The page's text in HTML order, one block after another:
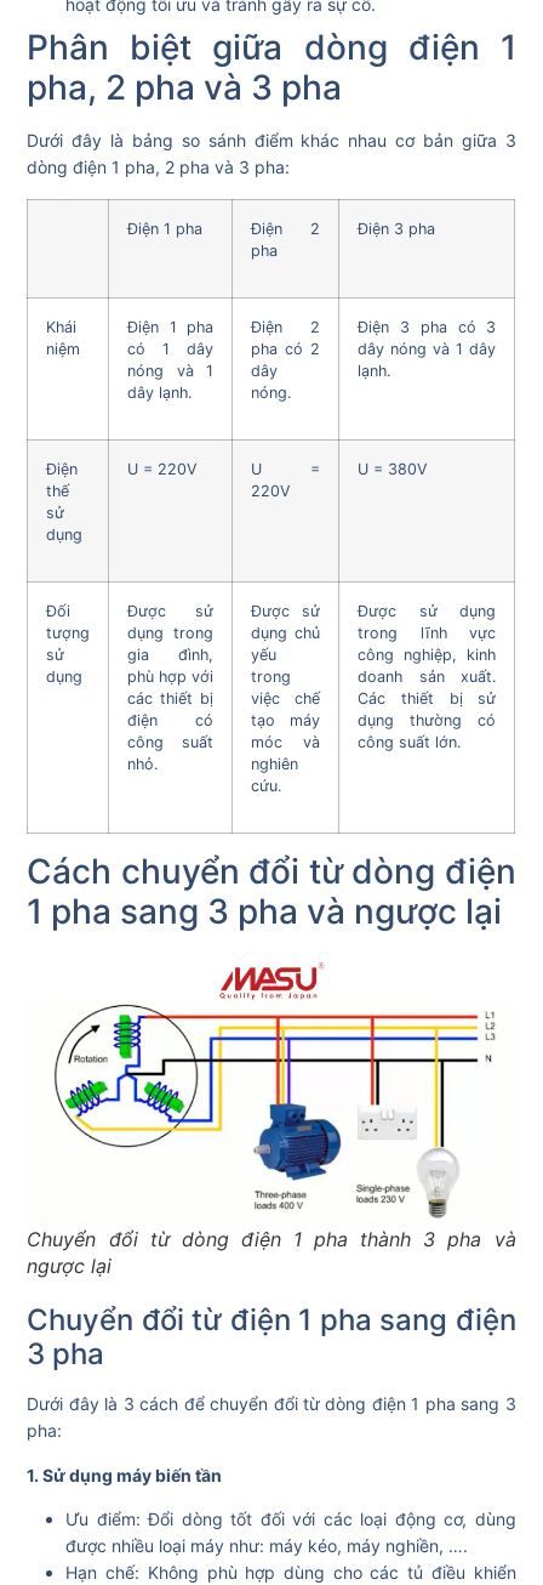
hoạt động tối ưu và tránh gây ra sự cố.
Phân biệt giữa dòng điện 1
pha, 2 pha và 3 pha
Dưới đây là bảng so sánh điểm khác nhau cơ bản giữa 3
dòng điện 1 pha, 2 pha và 3 pha:
Điện 1 pha
Điện 2
pha
Điện 3 pha
Khái
niệm
Điện 1 pha
có 1 dây
nóng và 1
dây lạnh.
Điện 2
pha có 2
dây
nóng.
Điện 3 pha có 3
dây nóng và 1 dây
lạnh.
Điện
thế
sử
dụng
U = 220V
U =
220V
U = 380V
Đối
tượng
sử
dụng
Được sử
dụng trong
gia đình,
phù hợp với
các thiết bị
điện có
công suất
nhỏ.
Được sử
dụng chủ
yếu
trong
việc chế
tạo máy
móc và
nghiên
cứu.
Được sử dụng
trong lĩnh vực
công nghiệp, kinh
doanh sản xuất.
Các thiết bị sử
dụng thường có
công suất lớn.
Cách chuyển đổi từ dòng điện
1 pha sang 3 pha và ngược lại
Chuyển đổi từ dòng điện 1 pha thành 3 pha và
ngược lại
Chuyển đổi từ điện 1 pha sang điện
3 pha
Dưới đây là 3 cách để chuyển đổi từ dòng điện 1 pha sang 3
pha:
1. Sử dụng máy biến tần
Ưu điểm: Đổi dòng tốt đối với các loại động cơ, dùng
được nhiều loại máy như: máy kéo, máy nghiền, ….
Hạn chế: Không phù hợp dùng cho các tủ điều khiển